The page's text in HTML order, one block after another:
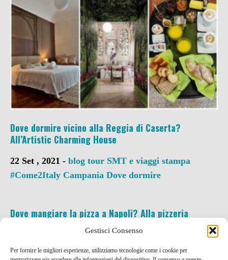
Gestisci Consenso
Per fornire le migliori esperienze, utilizziamo tecnologie come i cookie per
Dove dormire vicino alla Reggia di Caserta?
All’Artistic Charming House
22 Set , 2021 - blog tour SMT e viaggi stampa
#Come2Italy Campania Dove dormire
Dove mangiare la pizza a Napoli? Alla pizzeria
9 Mag , 2019 - Campania
ristoranti pizzerie e